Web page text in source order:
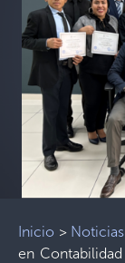
Inicio > Noticias
en